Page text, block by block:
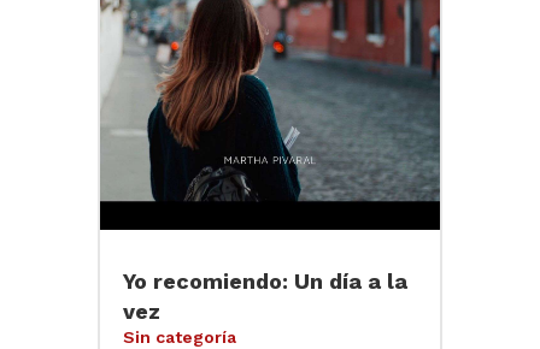
Yo recomiendo: Un día a la
vez
Sin categoría